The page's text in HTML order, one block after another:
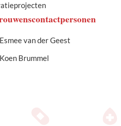
Esmee van der Geest
Koen Brummel